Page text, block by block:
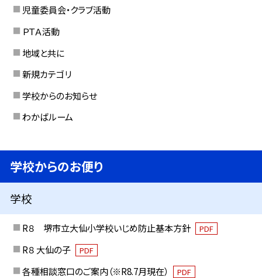
児童委員会・クラブ活動
ＰＴＡ活動
地域と共に
新規カテゴリ
学校からのお知らせ
わかばルーム
学校からのお便り
学校
R８ 堺市立大仙小学校いじめ防止基本方針 PDF
R８ 大仙の子 PDF
各種相談窓口のご案内（※R8.7月現在） PDF